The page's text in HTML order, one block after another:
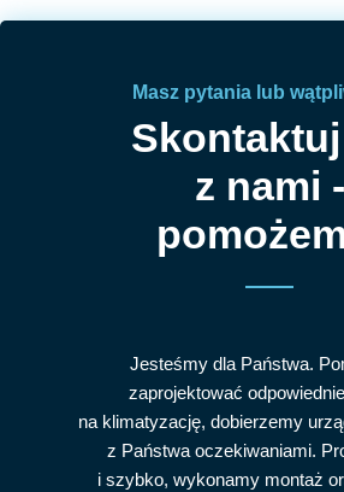
Masz pytania lub
z nami -
Jesteśmy dla Państwa.
zaprojektować
na klimatyzację, dobierzemy
z Państwa oczekiwaniami.
i szybko, wykonamy montaż